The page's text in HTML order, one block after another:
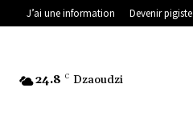
J’ai une information Devenir pigiste
24.8 C Dzaoudzi